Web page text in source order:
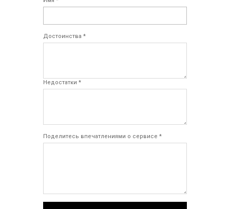
Достоинства *
Недостатки *
Поделитесь впечатлениями о сервисе *